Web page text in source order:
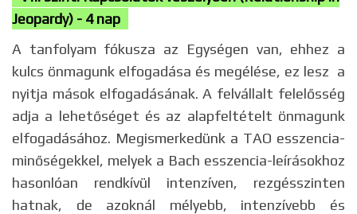
Jeopardy) - 4 nap
A tanfolyam fókusza az Egységen van, ehhez a
kulcs önmagunk elfogadása és megélése, ez lesz a
nyitja mások elfogadásának. A felvállalt felelősség
adja a lehetőséget és az alapfeltételt önmagunk
elfogadásához. Megismerkedünk a TAO esszencia-
minőségekkel, melyek a Bach esszencia-leírásokhoz
hasonlóan rendkívül intenzíven, rezgésszinten
hatnak, de azoknál mélyebb, intenzívebb és